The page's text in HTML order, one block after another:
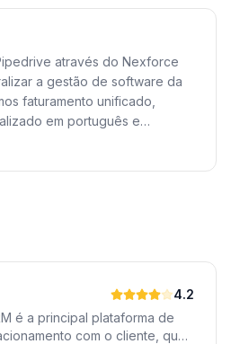
através do Nexforce
a gestão de software da
faturamento unificado,
em português e
O licenciamento é
4.2
é a principal plataforma de
com o cliente, que